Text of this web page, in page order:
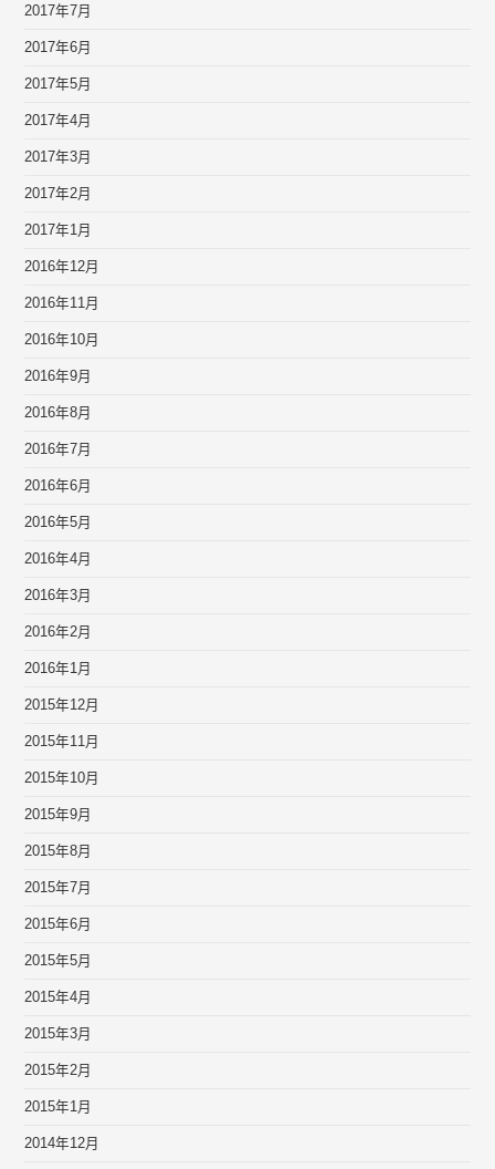
2017年7月
2017年6月
2017年5月
2017年4月
2017年3月
2017年2月
2017年1月
2016年12月
2016年11月
2016年10月
2016年9月
2016年8月
2016年7月
2016年6月
2016年5月
2016年4月
2016年3月
2016年2月
2016年1月
2015年12月
2015年11月
2015年10月
2015年9月
2015年8月
2015年7月
2015年6月
2015年5月
2015年4月
2015年3月
2015年2月
2015年1月
2014年12月